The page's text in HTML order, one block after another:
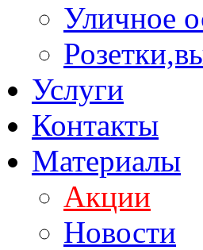
Уличное
Услуги
Контакты
Материалы
Акции
Новости